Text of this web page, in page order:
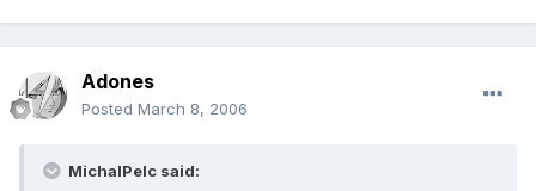
Adones
Posted March 8, 2006
MichalPelc said: